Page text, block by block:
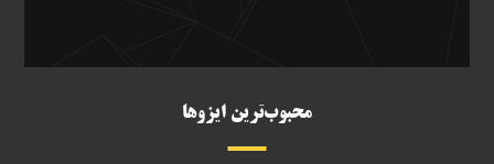
محبوب‌ترین ایزوها